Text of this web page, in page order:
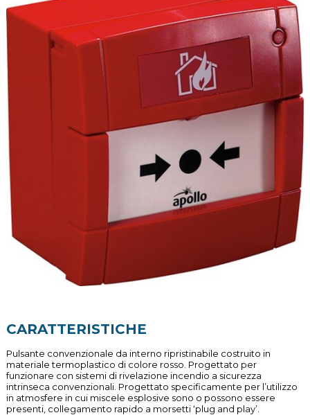
CARATTERISTICHE
Pulsante convenzionale da interno ripristinabile costruito in
materiale termoplastico di colore rosso. Progettato per
funzionare con sistemi di rivelazione incendio a sicurezza
intrinseca convenzionali. Progettato specificamente per l’utilizzo
in atmosfere in cui miscele esplosive sono o possono essere
presenti, collegamento rapido a morsetti ‘plug and play’.